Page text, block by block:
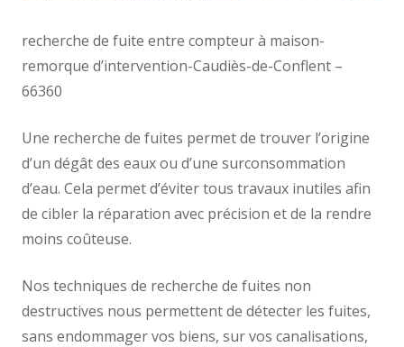
recherche de fuite entre compteur à maison-
remorque d’intervention-Caudiès-de-Conflent –
66360
Une recherche de fuites permet de trouver l’origine
d’un dégât des eaux ou d’une surconsommation
d’eau. Cela permet d’éviter tous travaux inutiles afin
de cibler la réparation avec précision et de la rendre
moins coûteuse.
Nos techniques de recherche de fuites non
destructives nous permettent de détecter les fuites,
sans endommager vos biens, sur vos canalisations,